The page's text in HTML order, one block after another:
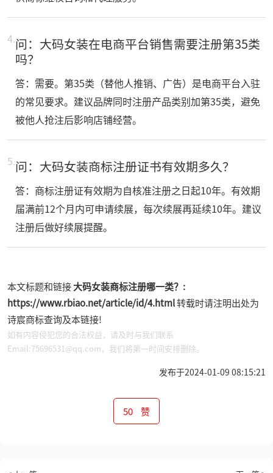
4.问：大码女装在电商平台销售需要注册第35类
吗？
答：需要。第35类（替他人推销、广告）是电商平台入驻
的常见要求。建议品牌同时注册产品类别加第35类，避免
被他人抢注后影响店铺经营。
5.问：大码女装商标注册证书有效期多久？
答：商标注册证有效期为自核准注册之日起10年。有效期
届满前12个月内可申请续展，每次续展再延续10年。建议
注册后做好续展提醒。
本文标题和链接大码女装商标注册哪一类？:
https://www.rbiao.net/article/id/4.html转载时请注明出处为
诗宸商标查询及本链接!
如有内容侵犯您的合法权益，请及时与我们联系
Email:75696531@qq.com，我们将第一时间安排删除。
发布于2024-01-09 08:15:21
50 赞